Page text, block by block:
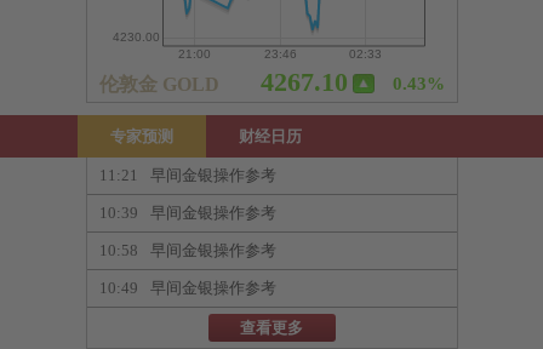
专家预测 财经日历
11:21 早间金银操作参考
10:39 早间金银操作参考
10:58 早间金银操作参考
10:49 早间金银操作参考
查看更多